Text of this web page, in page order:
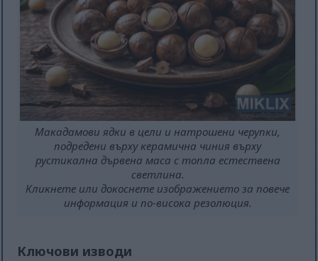
Макадамови ядки в цели и натрошени черупки,
подредени върху керамична чиния върху
рустикална дървена маса с топла естествена
светлина.
Кликнете или докоснете изображението за повече
информация и по-висока резолюция.
Ключови изводи